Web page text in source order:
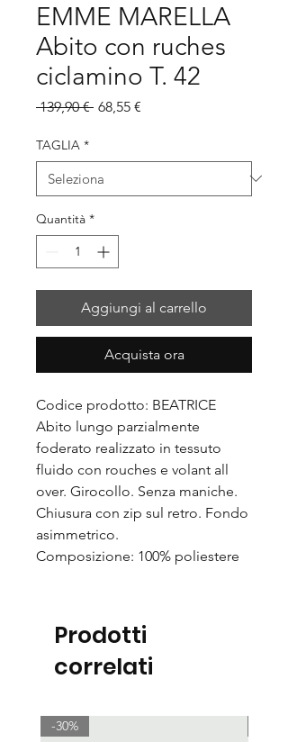
EMME MARELLA
Abito con ruches
ciclamino T. 42
139,90 € Prezzo
68,55 €
TAGLIA *
Quantità *
Aggiungi al carrello
Acquista ora
Codice prodotto: BEATRICE
Abito lungo parzialmente
foderato realizzato in tessuto
fluido con rouches e volant all
over. Girocollo. Senza maniche.
Chiusura con zip sul retro. Fondo
asimmetrico.
Composizione: 100% poliestere
Prodotti
correlati
-30%